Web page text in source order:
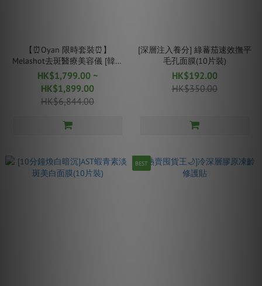
【⏰Oyan 限時套裝⏰】
Melashot去斑醫療美容儀 [韓國
醫療協會認證]
HK$1,799.00 ~
HK$1,899.00
HK$6,844.00
[深層注入養分] 綠蕃茄速效撫平
毛孔面膜(10片裝)
HK$192.00
HK$350.00
BEST